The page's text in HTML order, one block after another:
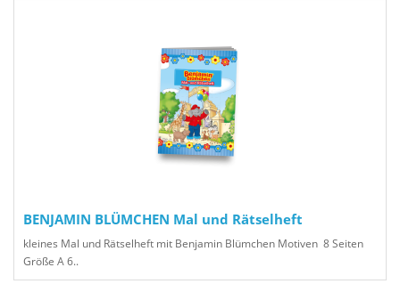
BENJAMIN BLÜMCHEN Mal und Rätselheft
kleines Mal und Rätselheft mit Benjamin Blümchen Motiven 8 Seiten
Größe A 6..